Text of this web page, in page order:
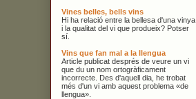
Vines belles, bells vins
Hi ha relació entre la bellesa d'una vinya
i la qualitat del vi que produeix? Potser
sí.
Vins que fan mal a la llengua
Article publicat després de veure un vi
que du un nom ortogràficament
incorrecte. Des d'aquell dia, he trobat
més d'un vi amb aquest problema «de
llengua».